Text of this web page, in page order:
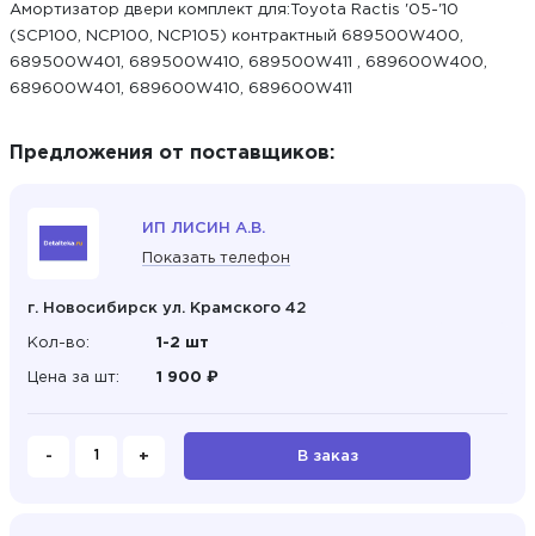
Амортизатор двери комплект для:Toyota Ractis '05-'10
(SCP100, NCP100, NCP105) контрактный 689500W400,
689500W401, 689500W410, 689500W411 , 689600W400,
689600W401, 689600W410, 689600W411
Предложения от поставщиков:
ИП ЛИСИН А.В.
Показать телефон
г. Новосибирск ул. Крамского 42
Кол-во: 1-2 шт
Цена за шт: 1 900 ₽
- + В заказ